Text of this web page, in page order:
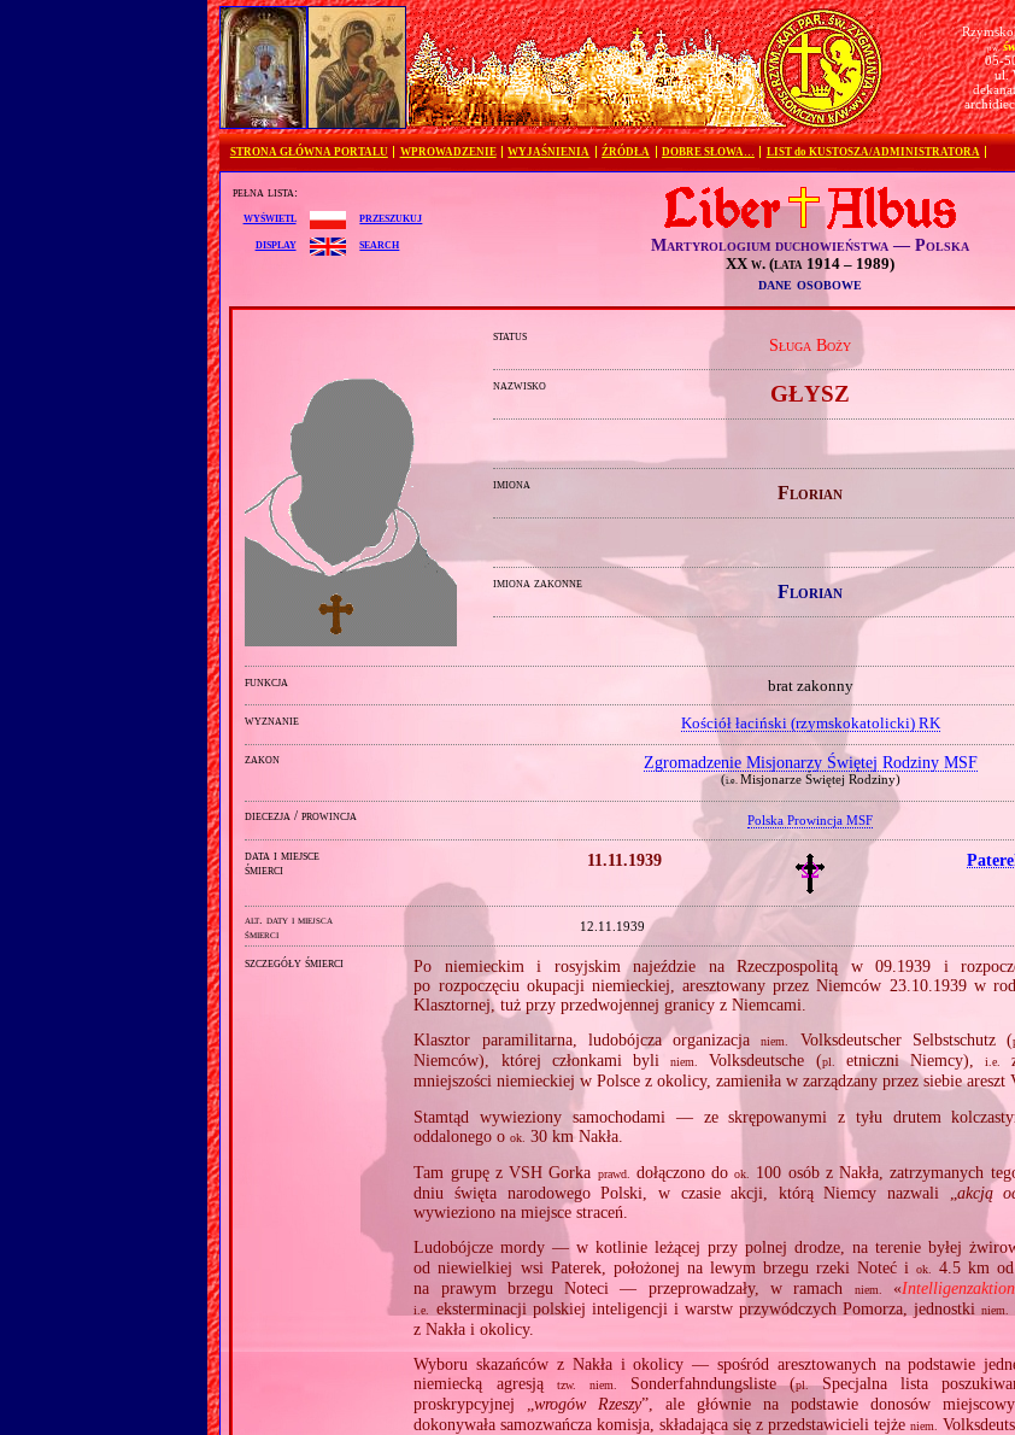
pw.
05-
ul.
STRONA GŁÓWNA PORTALU WPROWADZENIE WYJAŚNIENIA ŹRÓDŁA DOBRE SŁOWA… LIST do KUSTOSZA/ADMINISTRATORA
pełna lista:
wyświetl
przeszukuj
display
search Martyrologium duchowieństwa — Polska
XX w. (lata 1914 – 1989)
dane osobowe
status
Sługa Boży
nazwisko GŁYSZ
imiona Florian
imiona zakonne Florian
funkcja brat zakonny
wyznanie Kościół łaciński (rzymskokatolicki) RK
zakon Zgromadzenie Misjonarzy Świętej Rodziny MSF
(i.e. Misjonarze Świętej Rodziny)
diecezja / prowincja Polska Prowincja MSF
data i miejsce
śmierci
11.11.1939
alt. daty i miejsca
śmierci
12.11.1939
szczegóły śmierci
Po niemieckim i rosyjskim najeździe na Rzeczpospolitą w 09.1939 i
po rozpoczęciu okupacji niemieckiej, aresztowany przez Niemców 23.10.1939 w
Klasztornej, tuż przy przedwojennej granicy z Niemcami.
Klasztor paramilitarna, ludobójcza organizacjaniem. Volksdeutscher Selbstschutz (
Niemców), której członkami byliniem. Volksdeutsche (pl. etniczni Niemcy),i.e.
mniejszości niemieckiej w Polsce z okolicy, zamieniła w zarządzany przez siebie areszt
Stamtąd wywieziony samochodami — ze skrępowanymi z tyłu drutem
oddalonego ook. 30 km Nakła.
Tam grupę z VSH Gorka prawd. dołączono dook. 100 osób z Nakła, zatrzymanych
dniu święta narodowego Polski, w czasie akcji, którą Niemcy nazwali „ akcją
wywieziono na miejsce straceń.
Ludobójcze mordy — w kotlinie leżącej przy polnej drodze, na terenie byłej
od niewielkiej wsi Paterek, położonej na lewym brzegu rzeki Noteć iok.
4.5 km od
na prawym brzegu Noteci — przeprowadzały, w ramach
niem. «Intelligenzaktion
i.e. eksterminacji polskiej inteligencji i warstw przywódczych Pomorza, jednostkiniem.
z Nakła i okolicy.
Wyboru skazańców z Nakła i okolicy — spośród aresztowanych na podstawie
niemiecką agresją
tzw. niem. Sonderfahndungsliste (pl.Specjalna lista
proskrypcyjnej „wrogów Rzeszy”, ale głównie na podstawie donosów
dokonywała samozwańcza komisja, składająca się z przedstawicieli tejżeniem.